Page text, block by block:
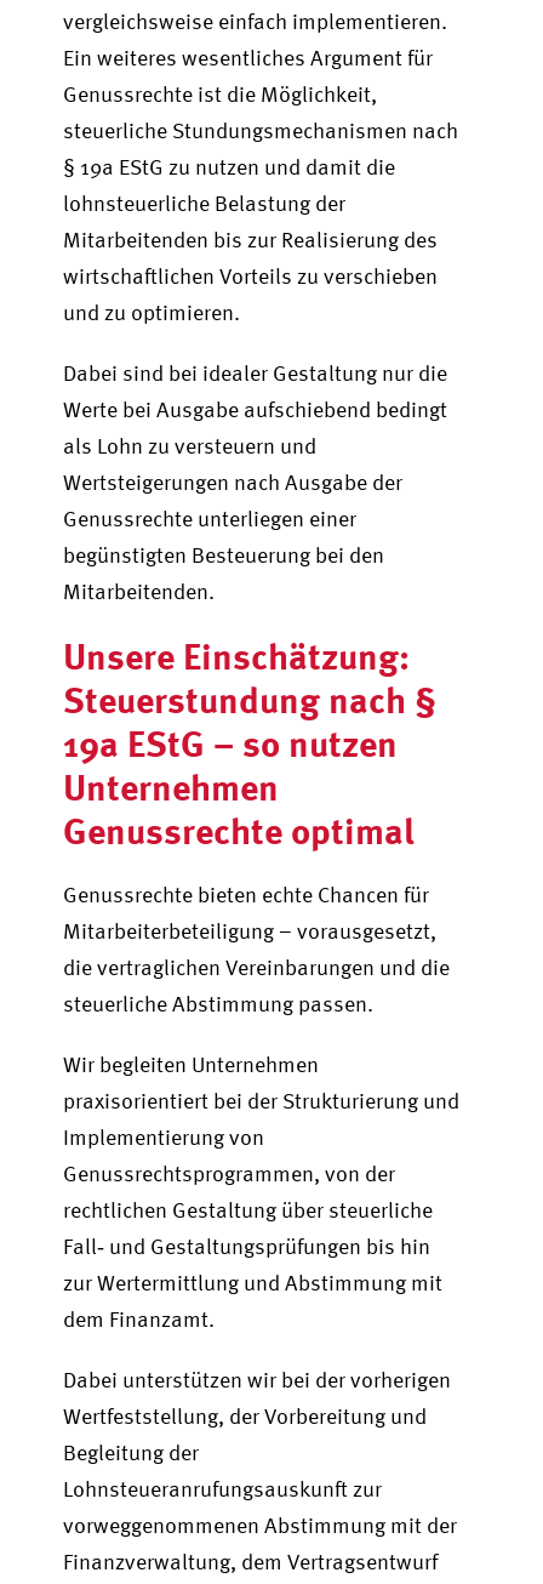
vergleichsweise einfach implementieren.
Ein weiteres wesentliches Argument für
Genussrechte ist die Möglichkeit,
steuerliche Stundungsmechanismen nach
§ 19a EStG zu nutzen und damit die
lohnsteuerliche Belastung der
Mitarbeitenden bis zur Realisierung des
wirtschaftlichen Vorteils zu verschieben
und zu optimieren.
Dabei sind bei idealer Gestaltung nur die
Werte bei Ausgabe aufschiebend bedingt
als Lohn zu versteuern und
Wertsteigerungen nach Ausgabe der
Genussrechte unterliegen einer
begünstigten Besteuerung bei den
Mitarbeitenden.
Unsere Einschätzung:
Steuerstundung nach §
19a EStG – so nutzen
Unternehmen
Genussrechte optimal
Genussrechte bieten echte Chancen für
Mitarbeiterbeteiligung – vorausgesetzt,
die vertraglichen Vereinbarungen und die
steuerliche Abstimmung passen.
Wir begleiten Unternehmen
praxisorientiert bei der Strukturierung und
Implementierung von
Genussrechtsprogrammen, von der
rechtlichen Gestaltung über steuerliche
Fall‑ und Gestaltungsprüfungen bis hin
zur Wertermittlung und Abstimmung mit
dem Finanzamt.
Dabei unterstützen wir bei der vorherigen
Wertfeststellung, der Vorbereitung und
Begleitung der
Lohnsteueranrufungsauskunft zur
vorweggenommenen Abstimmung mit der
Finanzverwaltung, dem Vertragsentwurf